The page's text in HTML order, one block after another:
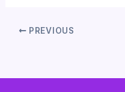
PREVIOUS